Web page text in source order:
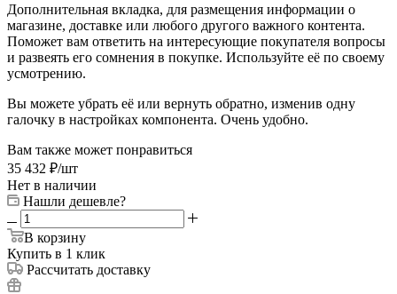
Дополнительная вкладка, для размещения информации о
магазине, доставке или любого другого важного контента.
Поможет вам ответить на интересующие покупателя вопросы
и развеять его сомнения в покупке. Используйте её по своему
усмотрению.
Вы можете убрать её или вернуть обратно, изменив одну
галочку в настройках компонента. Очень удобно.
Вам также может понравиться
35 432 ₽/шт
Нет в наличии
Нашли дешевле?
В корзину
Купить в 1 клик
Рассчитать доставку